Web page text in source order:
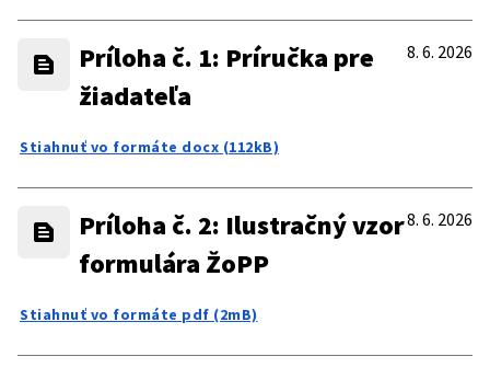
Príloha č. 1: Príručka pre
žiadateľa
8. 6. 2026
Stiahnuť vo formáte docx (112kB)
Príloha č. 2: Ilustračný vzor
formulára ŽoPP
8. 6. 2026
Stiahnuť vo formáte pdf (2mB)